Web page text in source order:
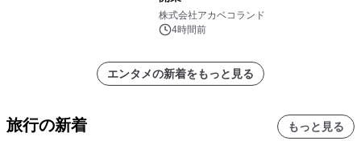
株式会社アカベコランド
4時間前
エンタメの新着をもっと見る
旅行の新着 もっと見る